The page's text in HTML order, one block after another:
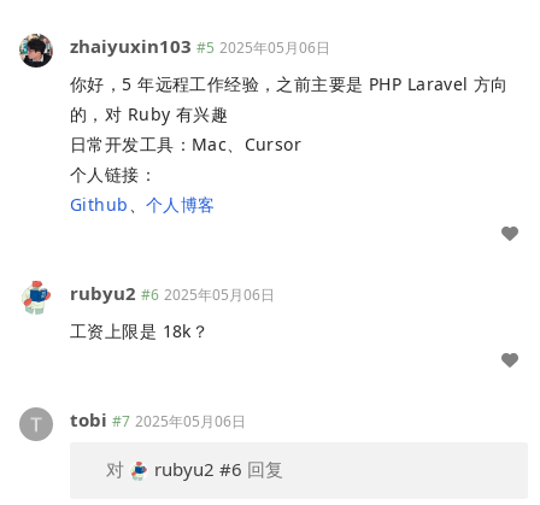
zhaiyuxin103 #5 2025年05月06日
你好，5 年远程工作经验，之前主要是 PHP Laravel 方向
的，对 Ruby 有兴趣
日常开发工具：Mac、Cursor
个人链接：
Github
个人博客
rubyu2 #6 2025年05月06日
工资上限是 18k？
tobi #7 2025年05月06日
对 rubyu2 #6 回复